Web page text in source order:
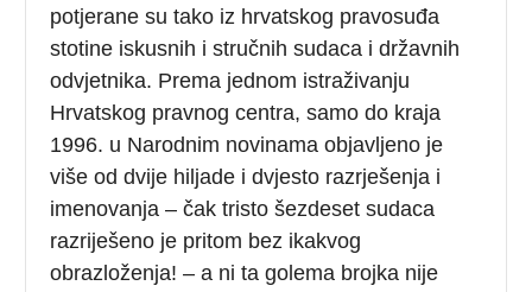
potjerane su tako iz hrvatskog pravosuđa
stotine iskusnih i stručnih sudaca i državnih
odvjetnika. Prema jednom istraživanju
Hrvatskog pravnog centra, samo do kraja
1996. u Narodnim novinama objavljeno je
više od dvije hiljade i dvjesto razrješenja i
imenovanja – čak tristo šezdeset sudaca
razriješeno je pritom bez ikakvog
obrazloženja! – a ni ta golema brojka nije